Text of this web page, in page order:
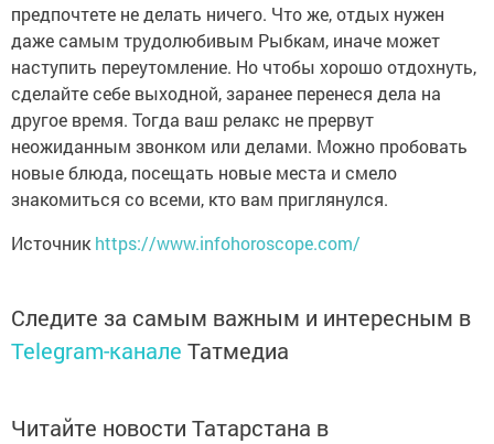
предпочтете не делать ничего. Что же, отдых нужен
даже самым трудолюбивым Рыбкам, иначе может
наступить переутомление. Но чтобы хорошо отдохнуть,
сделайте себе выходной, заранее перенеся дела на
другое время. Тогда ваш релакс не прервут
неожиданным звонком или делами. Можно пробовать
новые блюда, посещать новые места и смело
знакомиться со всеми, кто вам приглянулся.
Источник https://www.infohoroscope.com/
Следите за самым важным и интересным в
Telegram-канале Татмедиа
Читайте новости Татарстана в